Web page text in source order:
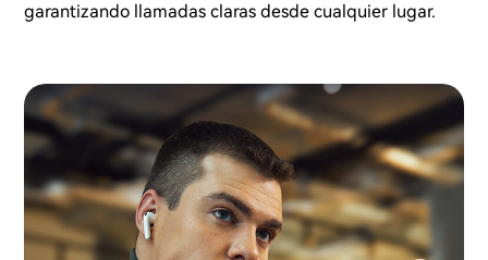
garantizando llamadas claras desde cualquier lugar.